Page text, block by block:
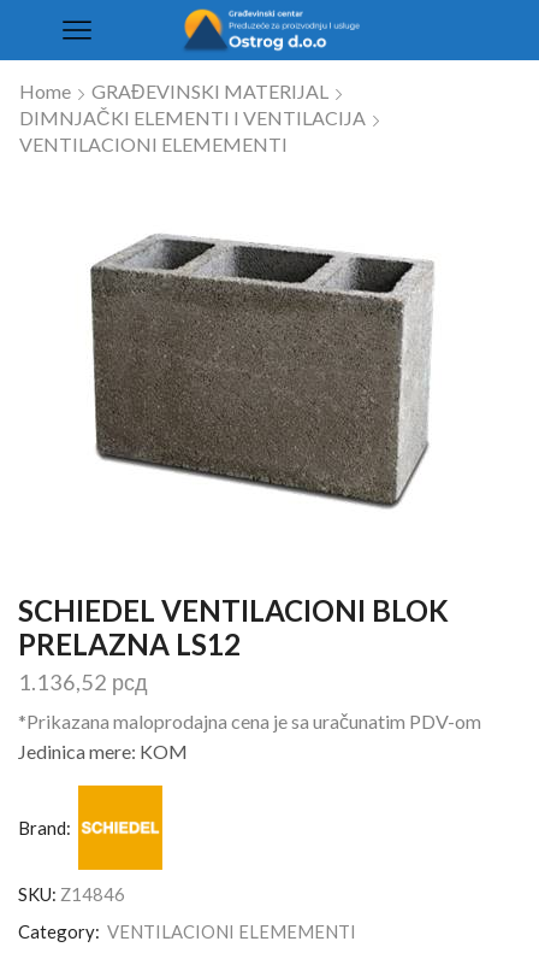
Home
GRAĐEVINSKI MATERIJAL
DIMNJAČKI ELEMENTI I VENTILACIJA
VENTILACIONI ELEMEMENTI
SCHIEDEL VENTILACIONI BLOK
PRELAZNA LS12
1.136,52 рсд
*Prikazana maloprodajna cena je sa uračunatim PDV-om
Jedinica mere: KOM
Brand:
SKU: Z14846
Category: VENTILACIONI ELEMEMENTI